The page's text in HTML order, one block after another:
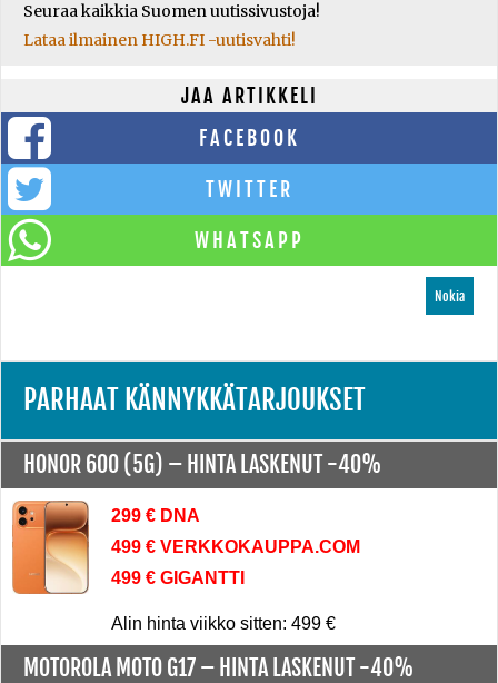
Seuraa kaikkia Suomen uutissivustoja!
Lataa ilmainen HIGH.FI -uutisvahti!
JAA ARTIKKELI
FACEBOOK
TWITTER
WHATSAPP
Nokia
PARHAAT KÄNNYKKÄTARJOUKSET
HONOR 600 (5G) – HINTA LASKENUT -40%
299 € DNA
499 € VERKKOKAUPPA.COM
499 € GIGANTTI
Alin hinta viikko sitten: 499 €
MOTOROLA MOTO G17 – HINTA LASKENUT -40%